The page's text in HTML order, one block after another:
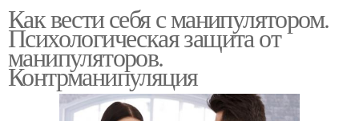
Как вести себя с манипулятором.
Психологическая защита от
манипуляторов.
Контрманипуляция